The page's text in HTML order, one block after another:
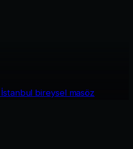
bireysel masöz